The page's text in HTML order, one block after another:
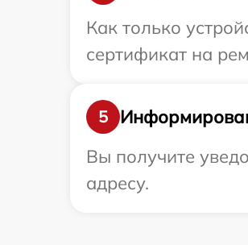
Как только
сертификат на
5
Вы получите
адресу.